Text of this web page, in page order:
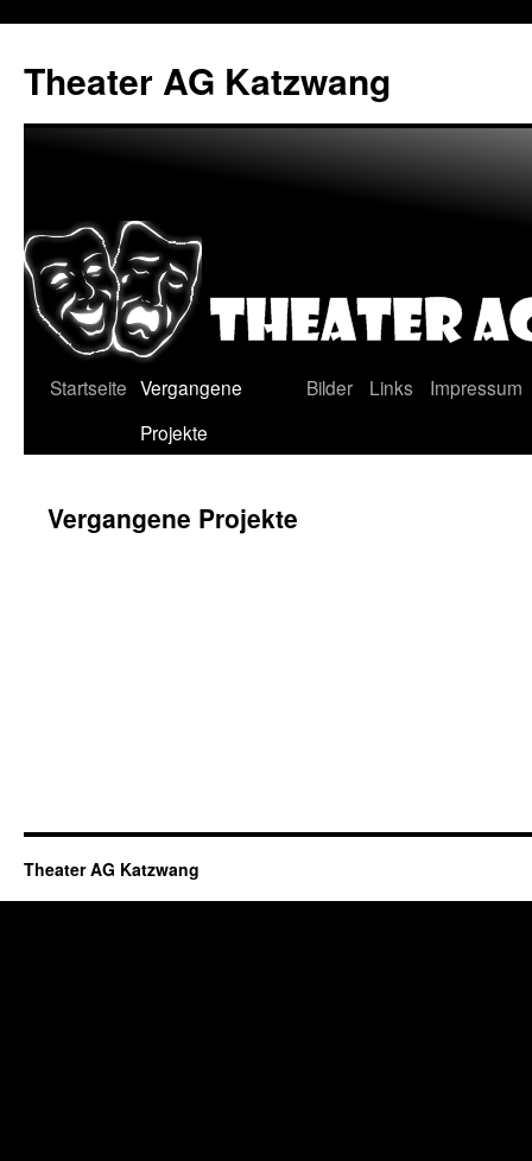
springen
Theater AG Katzwang
Startseite Vergangene
Projekte
Bilder Links Impressum
Vergangene Projekte
Theater AG Katzwang